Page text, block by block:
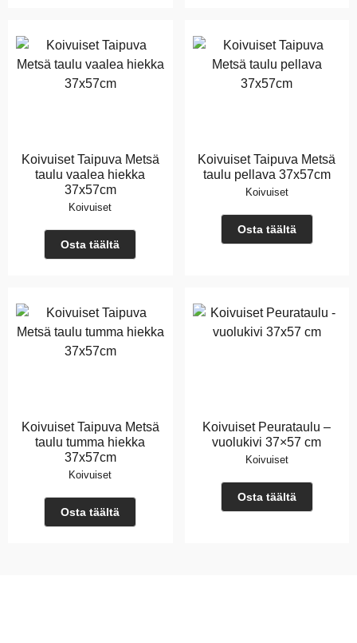
Koivuiset Taipuva Metsä
taulu vaalea hiekka
37x57cm
Koivuiset
Osta täältä
Koivuiset Taipuva Metsä
taulu pellava 37x57cm
Koivuiset
Osta täältä
Koivuiset Taipuva Metsä
taulu tumma hiekka
37x57cm
Koivuiset
Osta täältä
Koivuiset Peurataulu –
vuolukivi 37×57 cm
Koivuiset
Osta täältä